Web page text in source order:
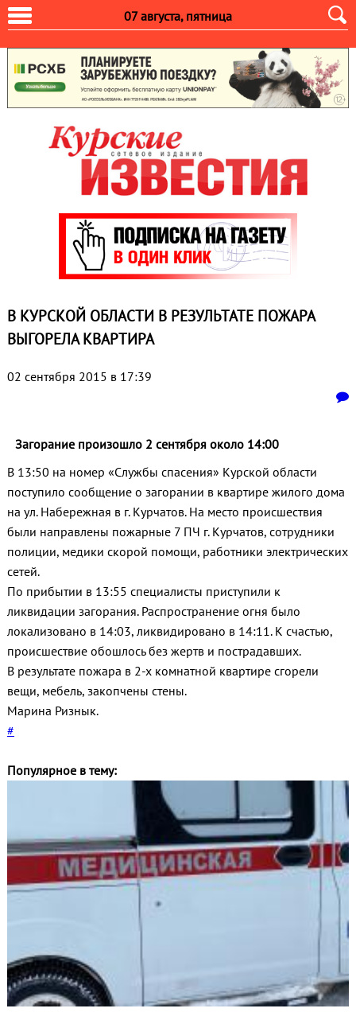
07 августа, пятница
В КУРСКОЙ ОБЛАСТИ В РЕЗУЛЬТАТЕ ПОЖАРА
ВЫГОРЕЛА КВАРТИРА
02 сентября 2015 в 17:39
Загорание произошло 2 сентября около 14:00
В 13:50 на номер «Службы спасения» Курской области
поступило сообщение о загорании в квартире жилого дома
на ул. Набережная в г. Курчатов. На место происшествия
были направлены пожарные 7 ПЧ г. Курчатов, сотрудники
полиции, медики скорой помощи, работники электрических
сетей.
По прибытии в 13:55 специалисты приступили к
ликвидации загорания. Распространение огня было
локализовано в 14:03, ликвидировано в 14:11. К счастью,
происшествие обошлось без жертв и пострадавших.
В результате пожара в 2-х комнатной квартире сгорели
вещи, мебель, закопчены стены.
Марина Ризнык.
#
Популярное в тему: